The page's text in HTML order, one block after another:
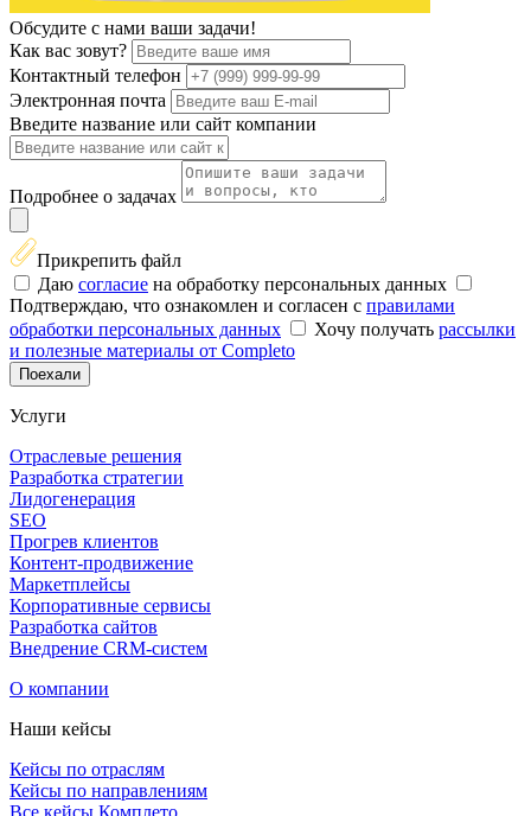
Обсудите с нами ваши задачи!
Как вас зовут?
Контактный телефон
Электронная почта
Введите название или сайт компании
Подробнее о задачах
Прикрепить файл
Даю согласие на обработку персональных данных
Подтверждаю, что ознакомлен и согласен с правилами
обработки персональных данных
Хочу получать рассылки
и полезные материалы от Completo
Поехали
Услуги
Отраслевые решения
Разработка стратегии
Лидогенерация
SEO
Прогрев клиентов
Контент-продвижение
Маркетплейсы
Корпоративные сервисы
Разработка сайтов
Внедрение CRM-систем
О компании
Наши кейсы
Кейсы по отраслям
Кейсы по направлениям
Все кейсы Комплето